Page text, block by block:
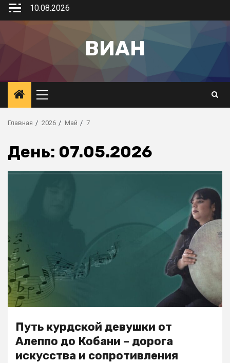
10.08.2026
ВИАН
Главная 2026 Май 7
День: 07.05.2026
Путь курдской девушки от
Алеппо до Кобани – дорога
искусства и сопротивления